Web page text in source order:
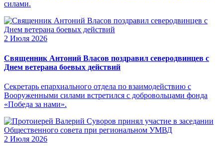
силами.
2 Июля 2026
Священник Антоний Власов поздравил северодвинцев с
Днем ветерана боевых действий
Секретарь епархиального отдела по взаимодействию с
Вооруженными силами встретился с добровольцами фонда
«Победа за нами».
2 Июля 2026